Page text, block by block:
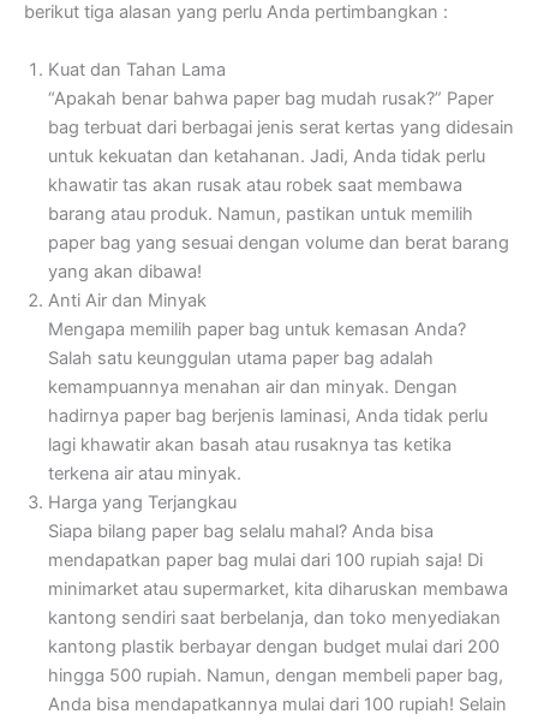
berikut tiga alasan yang perlu Anda pertimbangkan :
Kuat dan Tahan Lama
“Apakah benar bahwa paper bag mudah rusak?” Paper
bag terbuat dari berbagai jenis serat kertas yang didesain
untuk kekuatan dan ketahanan. Jadi, Anda tidak perlu
khawatir tas akan rusak atau robek saat membawa
barang atau produk. Namun, pastikan untuk memilih
paper bag yang sesuai dengan volume dan berat barang
yang akan dibawa!
Anti Air dan Minyak
Mengapa memilih paper bag untuk kemasan Anda?
Salah satu keunggulan utama paper bag adalah
kemampuannya menahan air dan minyak. Dengan
hadirnya paper bag berjenis laminasi, Anda tidak perlu
lagi khawatir akan basah atau rusaknya tas ketika
terkena air atau minyak.
Harga yang Terjangkau
Siapa bilang paper bag selalu mahal? Anda bisa
mendapatkan paper bag mulai dari 100 rupiah saja! Di
minimarket atau supermarket, kita diharuskan membawa
kantong sendiri saat berbelanja, dan toko menyediakan
kantong plastik berbayar dengan budget mulai dari 200
hingga 500 rupiah. Namun, dengan membeli paper bag,
Anda bisa mendapatkannya mulai dari 100 rupiah! Selain